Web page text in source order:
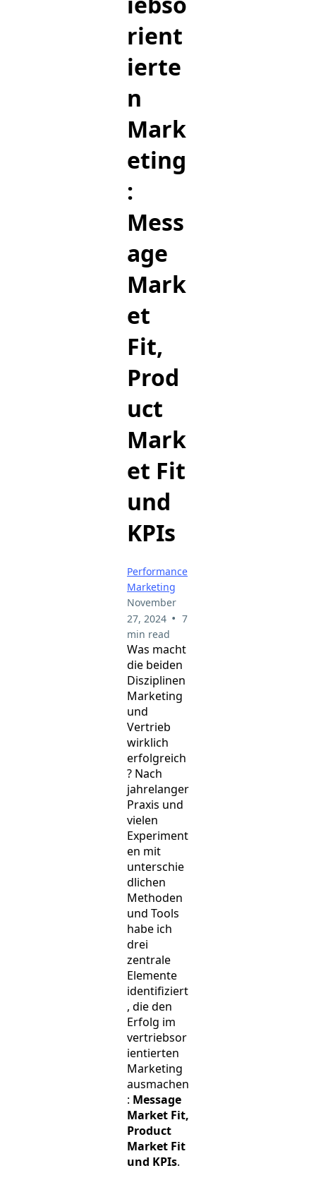
rient
ierte
n
Mark
eting
:
Mess
age
Mark
et
Fit,
Prod
uct
Mark
et Fit
und
KPIs
Performance
Marketing
November
27, 2024 • 7
min read
Was macht
die beiden
Disziplinen
Marketing
und
Vertrieb
wirklich
erfolgreich
? Nach
jahrelanger
Praxis und
vielen
Experiment
en mit
unterschie
dlichen
Methoden
und Tools
habe ich
drei
zentrale
Elemente
identifiziert
, die den
Erfolg im
vertriebsor
ientierten
Marketing
ausmachen
: Message
Market Fit,
Product
Market Fit
und KPIs.